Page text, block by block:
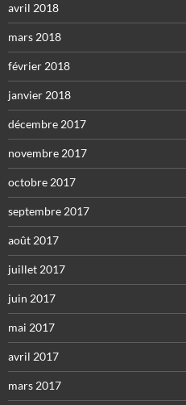
avril 2018
mars 2018
février 2018
janvier 2018
décembre 2017
novembre 2017
octobre 2017
septembre 2017
août 2017
juillet 2017
juin 2017
mai 2017
avril 2017
mars 2017